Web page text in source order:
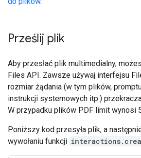
Prześlij plik
Aby przesłać plik multimedialny,
Files API. Zawsze używaj interfejsu
rozmiar żądania (w tym plików,
instrukcji systemowych itp.)
W przypadku plików PDF limit wynosi
Poniższy kod przesyła plik, a
wywołaniu funkcji